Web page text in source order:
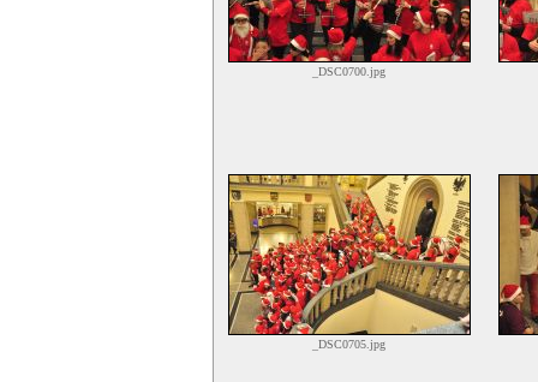
_DSC0700.jpg
_DSC0705.jpg